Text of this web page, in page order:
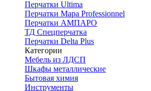
Перчатки Ultima
Перчатки Мара Professionnel
Перчатки АМПАРО
ТД Спецперчатка
Перчатки Delta Plus
Категории
Мебель из ЛДСП
Шкафы металлические
Бытовая химия
Инструменты